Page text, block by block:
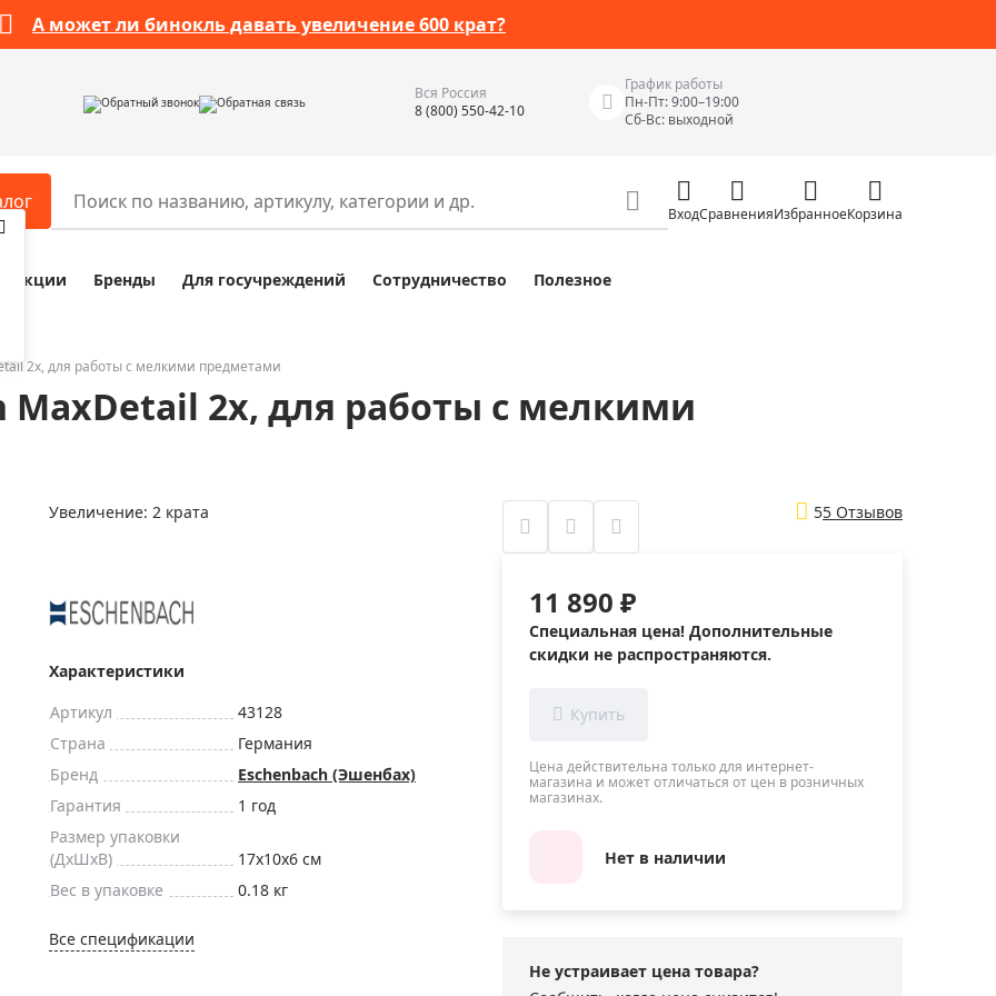
А может ли бинокль давать увеличение 600 крат?
Обратный звонок Обратная связь
Вся Россия
8 (800) 550-42-10
График работы
Пн-Пт: 9:00–19:00
Сб-Вс: выходной
для микроскопов
для зрительных труб
для приборов ночного
оптики по специальным
выставочных образцов
Разное
Компасы
Наборы исследователя Bresser Junior
Наборы для химических опытов
Карты, постеры, литература
Фонари
Элементы питания, карты памяти
Фотоловушки
Фотооборудование
Измерительные инструменты
Цифровые уровни и угломеры
Приборы теплового контроля
Приборы для обслуживания сетей
Влагомеры (датчики влажности)
Лазерные дальномеры
Видеоэндоскопы
Курвиметры
Нивелиры оптические
Прочее
ВходСравненияИзбранноеКорзина
Акции Бренды Для госучреждений Сотрудничество Полезное
2х, для работы с мелкими предметами
MaxDetail 2х, для работы с мелкими
Увеличение: 2 крата
Характеристики
Артикул
43128
Страна
Германия
Бренд
Eschenbach (Эшенбах)
Гарантия
1 год
Размер упаковки
(ДxШxВ)
17x10x6 см
Вес в упаковке
0.18 кг
Все спецификации
55 Отзывов
11 890 ₽
Специальная цена! Дополнительные
скидки не распространяются.
Цена действительна только для интернет-
магазина и может отличаться от цен в розничных
магазинах.
Нет в наличии
Не устраивает цена товара?